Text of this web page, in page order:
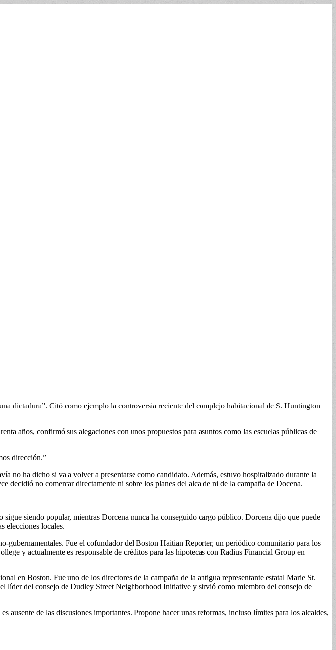
dictadura”. Citó como ejemplo la controversia reciente del complejo habitacional de S. Huntington
años, confirmó sus alegaciones con unos propuestos para asuntos como las escuelas públicas de
dirección.”
no ha dicho si va a volver a presentarse como candidato. Además, estuvo hospitalizado durante la
decidió no comentar directamente ni sobre los planes del alcalde ni de la campaña de Docena.
siendo popular, mientras Dorcena nunca ha conseguido cargo público. Dorcena dijo que puede
elecciones locales.
gubernamentales. Fue el cofundador del Boston Haitian Reporter, un periódico comunitario para los
y actualmente es responsable de créditos para las hipotecas con Radius Financial Group en
en Boston. Fue uno de los directores de la campaña de la antigua representante estatal Marie St.
líder del consejo de Dudley Street Neighborhood Initiative y sirvió como miembro del consejo de
de las discusiones importantes. Propone hacer unas reformas, incluso límites para los alcaldes,